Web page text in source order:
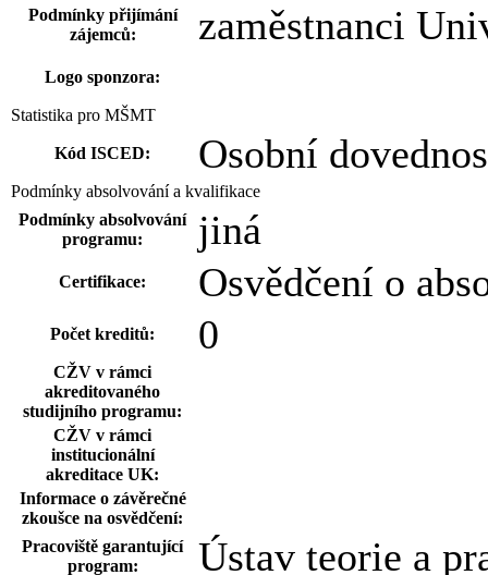
Podmínky přijímání
zájemců:
zaměstnanci
Logo sponzora:
Statistika pro MŠMT
Kód ISCED: Osobní
Podmínky absolvování a kvalifikace
Podmínky absolvování
programu:
jiná
Certifikace: Osvědčení o
Počet kreditů: 0
CŽV v rámci
akreditovaného
studijního programu:
CŽV v rámci
institucionální
akreditace UK:
Informace o závěrečné
zkoušce na osvědčení:
Pracoviště garantující
program:
Ústav teorie a